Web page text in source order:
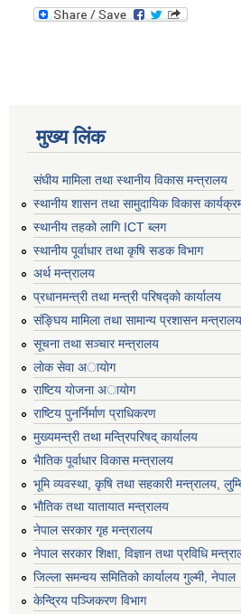
मुख्य लिंक
संघीय मामिला तथा स्थानीय विकास मन्त्रालय
स्थानीय शासन तथा सामुदायिक विकास
स्थानीय तहको लागि ICT ब्लग
स्थानीय पूर्वाधार तथा कृषि सडक विभाग
अर्थ मन्त्रालय
प्रधानमन्त्री तथा मन्त्री परिषद्काे कार्यालय
संङ्घिय मामिला तथा सामान्य प्रशासन मन्त्रालय
सूचना तथा सञ्चार मन्त्रालय
लाेक सेवा अायाेग
राष्टिय याेजना अायाेग
राष्टिय पुनर्निर्माण प्राधिकरण
मुख्यमन्त्री तथा मन्त्रिपरिषद् कार्यालय
भैातिक पूर्वाधार विकास मन्त्रालय
भूमि व्यवस्था, कृषि तथा सहकारी मन्त्रालय,
भाैतिक तथा यातायात मन्त्रालय
नेपाल सरकार गृह मन्त्रालय
नेपाल सरकार शिक्षा, विज्ञान तथा प्रविधि
जिल्ला समन्वय समितिको कार्यालय गुल्मी, नेपाल
केन्द्रिय पञ्जिकरण विभाग